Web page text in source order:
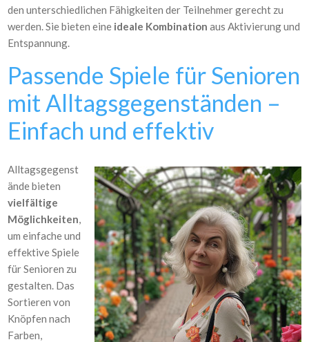
den unterschiedlichen Fähigkeiten der Teilnehmer gerecht zu
werden. Sie bieten eine ideale Kombinationaus Aktivierung und
Entspannung.
Passende Spiele für Senioren
mit Alltagsgegenständen –
Einfach und effektiv
Alltagsgegenst
ände bieten
vielfältige
Möglichkeiten,
um einfache und
effektive Spiele
für Senioren zu
gestalten. Das
Sortieren von
Knöpfen nach
Farben,